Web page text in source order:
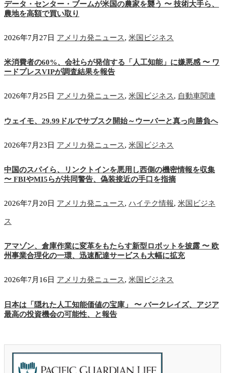
データ・センター・ブームが米国の農家を襲う 〜 技術大手ら、
農地を高額で買い取り
2026年7月27日 アメリカ発ニュース, 米国ビジネス
米消費者の60%、会社らが発信する「人工知能」に嫌悪感 〜 ワ
ードプレスVIPが調査結果を報告
2026年7月25日 アメリカ発ニュース, 米国ビジネス, 自動車関連
ウェイモ、29.99ドルでサブスク開始～ウーバーと真っ向勝負へ
2026年7月23日 アメリカ発ニュース, 米国ビジネス
中国のスパイら、リンクトインを悪用し西側の機密情報を収集
〜 FBIやMI5らが共同警告、偽装接近の手口を指摘
2026年7月20日 アメリカ発ニュース, ハイテク情報, 米国ビジネ
ス
アマゾン、倉庫作業に変革をもたらす新型ロボットを披露 〜 欧
州事業合理化の一環、迅速配達サービスも大幅に拡充
2026年7月16日 アメリカ発ニュース, 米国ビジネス
日本は「隠れた人工知能価値の宝庫」 〜 バークレイズ、アジア
最高の投資機会の可能性、と報告